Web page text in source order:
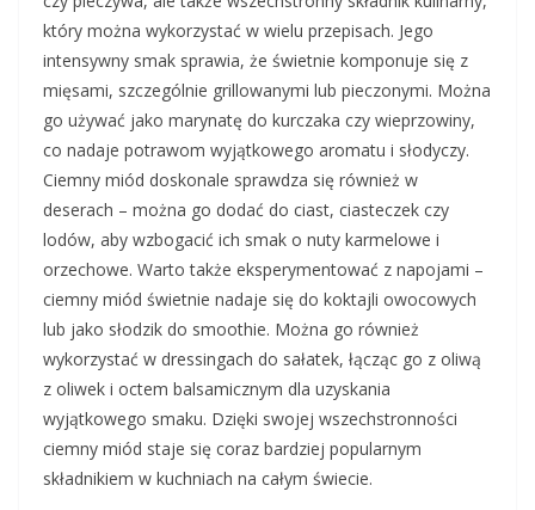
który można wykorzystać w wielu przepisach. Jego
intensywny smak sprawia, że świetnie komponuje się z
mięsami, szczególnie grillowanymi lub pieczonymi. Można
go używać jako marynatę do kurczaka czy wieprzowiny,
co nadaje potrawom wyjątkowego aromatu i słodyczy.
Ciemny miód doskonale sprawdza się również w
deserach – można go dodać do ciast, ciasteczek czy
lodów, aby wzbogacić ich smak o nuty karmelowe i
orzechowe. Warto także eksperymentować z napojami –
ciemny miód świetnie nadaje się do koktajli owocowych
lub jako słodzik do smoothie. Można go również
wykorzystać w dressingach do sałatek, łącząc go z oliwą
z oliwek i octem balsamicznym dla uzyskania
wyjątkowego smaku. Dzięki swojej wszechstronności
ciemny miód staje się coraz bardziej popularnym
składnikiem w kuchniach na całym świecie.